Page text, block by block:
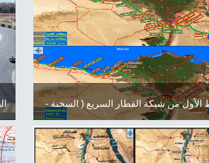
الأول من شبكة القطار السريع ( السخنة -
مطروح )...